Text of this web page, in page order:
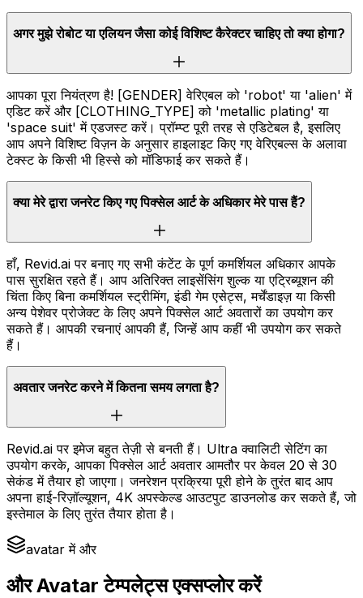
अगर मुझे रोबोट या एलियन जैसा कोई विशिष्ट कैरेक्टर चाहिए तो क्या होगा?
आपका पूरा नियंत्रण है! [GENDER] वेरिएबल को 'robot' या 'alien' में
एडिट करें और [CLOTHING_TYPE] को 'metallic plating' या
'space suit' में एडजस्ट करें। प्रॉम्प्ट पूरी तरह से एडिटेबल है, इसलिए
आप अपने विशिष्ट विज़न के अनुसार हाइलाइट किए गए वेरिएबल्स के अलावा
टेक्स्ट के किसी भी हिस्से को मॉडिफाई कर सकते हैं।
क्या मेरे द्वारा जनरेट किए गए पिक्सेल आर्ट के अधिकार मेरे पास हैं?
हाँ, Revid.ai पर बनाए गए सभी कंटेंट के पूर्ण कमर्शियल अधिकार आपके
पास सुरक्षित रहते हैं। आप अतिरिक्त लाइसेंसिंग शुल्क या एट्रिब्यूशन की
चिंता किए बिना कमर्शियल स्ट्रीमिंग, इंडी गेम एसेट्स, मर्चेंडाइज़ या किसी
अन्य पेशेवर प्रोजेक्ट के लिए अपने पिक्सेल आर्ट अवतारों का उपयोग कर
सकते हैं। आपकी रचनाएं आपकी हैं, जिन्हें आप कहीं भी उपयोग कर सकते
हैं।
अवतार जनरेट करने में कितना समय लगता है?
Revid.ai पर इमेज बहुत तेज़ी से बनती हैं। Ultra क्वालिटी सेटिंग का
उपयोग करके, आपका पिक्सेल आर्ट अवतार आमतौर पर केवल 20 से 30
सेकंड में तैयार हो जाएगा। जनरेशन प्रक्रिया पूरी होने के तुरंत बाद आप
अपना हाई-रिज़ॉल्यूशन, 4K अपस्केल्ड आउटपुट डाउनलोड कर सकते हैं, जो
इस्तेमाल के लिए तुरंत तैयार होता है।
avatar में और
और Avatar टेम्पलेट्स एक्सप्लोर करें